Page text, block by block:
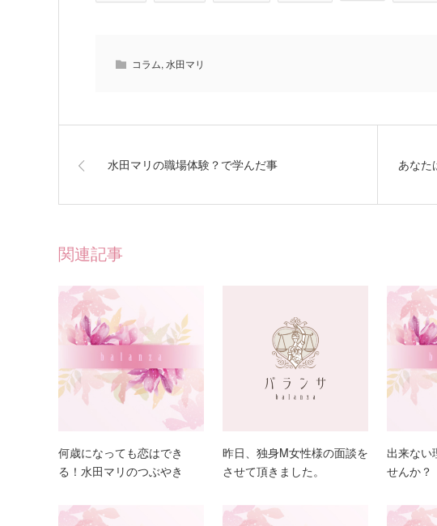
コラム, 水田マリ
水田マリの職場体験？で学んだ事 あなた
関連記事
何歳になっても恋はでき
る！水田マリのつぶやき
昨日、独身M女性様の面談を
させて頂きました。
出来ない
せんか？